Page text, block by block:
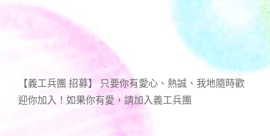
【義工兵團 招募】 只要你有愛心、熱誠、我地隨時歡
迎你加入！如果你有愛，請加入義工兵團